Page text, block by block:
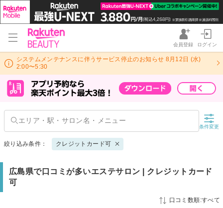
会員登録 ログイン
システムメンテナンスに伴うサービス停止のお知らせ 8月12日 (水)
2:00〜5:30
条件変更
絞り込み条件： クレジットカード可
広島県で口コミが多いエステサロン | クレジットカード
可
口コミ数順:すべて